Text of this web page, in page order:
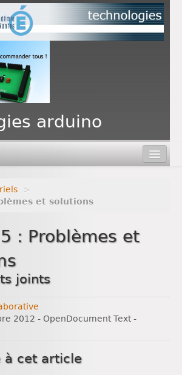
PAF
arduino
>
et solutions
: Problèmes et
joints
2012 - OpenDocument Text-
à cet article